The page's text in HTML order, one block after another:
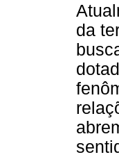
da